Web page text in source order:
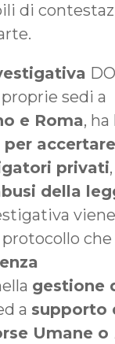
di
sedi a
e Roma, ha
accertare
privati,
della
che
gestione
a supporto
Umane o